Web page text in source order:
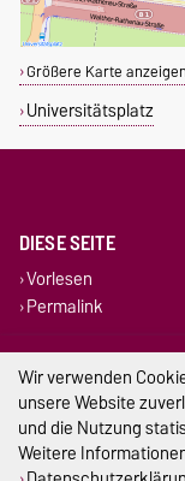
Größere Karte anzeigen
Universitätsplatz
DIESE SEITE
Vorlesen
Permalink
Wir verwenden
unsere Website
und die Nutzung
Weitere